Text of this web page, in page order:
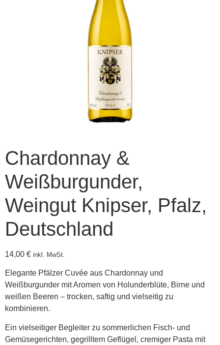
Chardonnay &
Weißburgunder,
Weingut Knipser, Pfalz,
Deutschland
14,00 € inkl. MwSt.
Elegante Pfälzer Cuvée aus Chardonnay und
Weißburgunder mit Aromen von Holunderblüte, Birne und
weißen Beeren – trocken, saftig und vielseitig zu
kombinieren.
Ein vielseitiger Begleiter zu sommerlichen Fisch- und
Gemüsegerichten, gegrilltem Geflügel, cremiger Pasta mit